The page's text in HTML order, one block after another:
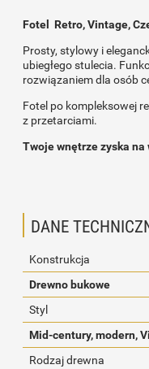
Fotel Retro, Vintage,
Prosty, stylowy i
ubiegłego stulecia.
rozwiązaniem dla osób
Fotel po kompleksowej
z przetarciami.
Twoje wnętrze zyska
DANE
Konstrukcja
Drewno bukowe
Styl
Mid-century, modern,
Rodzaj drewna